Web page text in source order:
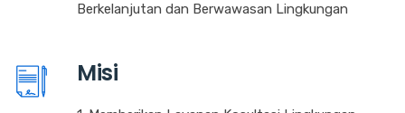
Berkelanjutan dan Berwawasan Lingkungan
Misi